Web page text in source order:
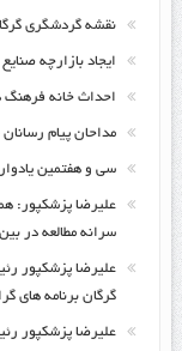
نقشه گردشگری
ایجاد بازارچه
احداث خانه
مداحان پیام
سی و هفتمین یادواره شهدای ۵ آذر
علیرضا پزشکپور:
سرانه مطالعه در
علیرضا پزشکپور
گرگان برنامه های گرامی داشت ۵
علیرضا پزشکپور